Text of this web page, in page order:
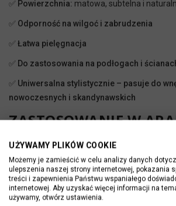
✅ Powierzchnia: matowa, subtelna i
✅ Odporność na wilgoć i zabrudzenia
✅Łatwa pielęgnacja
✅ Do zastosowania na podłogach i
✅ Uniwersalna stylistycznie – pasuje do
nowoczesnych i skandynawskich
ZASTOSOWANIE W
Łazienki
eleganckie podłogi i ściany w kabinach walk-
harmonijne połączenie z drewnopodobnymi
UŻYWAMY PLIKÓW COOKIE
Możemy je zamieścić w celu analizy danych
ulepszenia naszej strony internetowej, pokazania
treści i zapewnienia Państwu wspaniałego
internetowej. Aby uzyskać więcej informacji na
używamy, otwórz ustawienia.